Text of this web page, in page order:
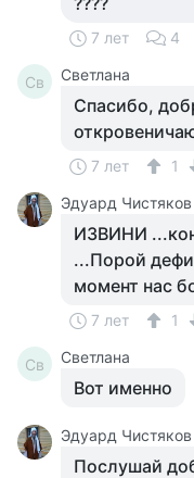
7 лет 4
Св Светлана
Спасибо,
7 лет
1
Эдуард Чистяков
ИЗВИНИ
...Порой
момент нас
7 лет 1
Св Светлана
Вот именно
Эдуард Чистяков
Послушай